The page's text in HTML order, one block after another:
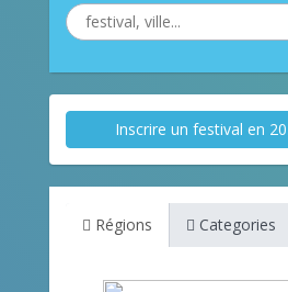
Inscrire un festival en
Régions Categories